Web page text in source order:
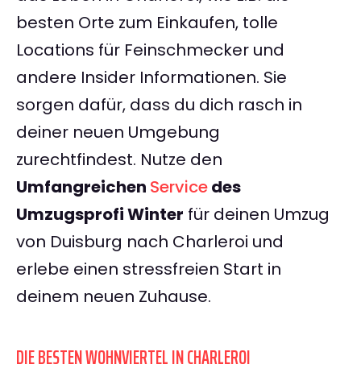
besten Orte zum Einkaufen, tolle
Locations für Feinschmecker und
andere Insider Informationen. Sie
sorgen dafür, dass du dich rasch in
deiner neuen Umgebung
zurechtfindest. Nutze den
Umfangreichen Servicedes
Umzugsprofi Winter für deinen Umzug
von Duisburg nach Charleroi und
erlebe einen stressfreien Start in
deinem neuen Zuhause.
DIE BESTEN WOHNVIERTEL IN CHARLEROI